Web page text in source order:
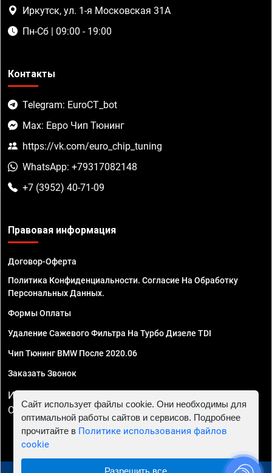
Иркутск, ул. 1-я Московская 31А
Пн-Сб | 09:00 - 19:00
Контакты
Telegram: EuroCT_bot
Max: Евро Чип Тюнинг
https://vk.com/euro_chip_tuning
WhatsApp: +79317082148
+7 (3952) 40-71-09
Правовая информация
Договор-Оферта
Политика Конфиденциальности. Согласие На Обработку
Персональных Данных.
Формы Оплаты
Удаление Сажевого Фильтра На Турбо Дизеле TDI
Чип Тюнинг BMW После 2020.06
Заказать Звонок
ИП Смирнов Георгий Павлович. ИНН 781302555843,
ОГРНИП 324470400032610
Сайт использует файлы cookie. Они необходимы для
оптимальной работы сайтов и сервисов. Подробнее
прочитайте в Политике использования файлов
cookie
Разрешить все